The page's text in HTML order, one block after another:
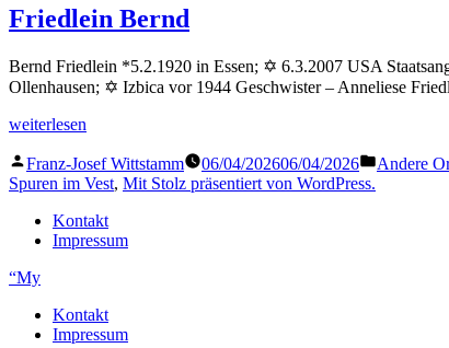
Friedlein Bernd
Bernd Friedlein *5.2.1920 in Essen; ✡ 6.3.2007 USA
Ollenhausen; ✡ Izbica vor 1944 Geschwister – Anneliese
„Friedlein
weiterlesen
Veröffentlicht
von
Franz-Josef Wittstamm 06/04/202606/04/2026 Andere
Spuren im Vest, Mit Stolz präsentiert von WordPress.
Kontakt
Impressum
“My
Kontakt
Impressum